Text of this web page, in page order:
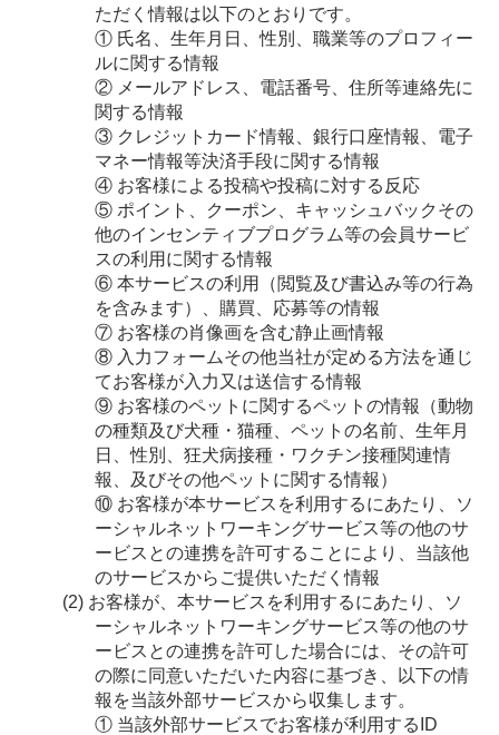
ただく情報は以下のとおりです。
① 氏名、生年月日、性別、職業等のプロフィー
ルに関する情報
② メールアドレス、電話番号、住所等連絡先に
関する情報
③ クレジットカード情報、銀行口座情報、電子
マネー情報等決済手段に関する情報
④ お客様による投稿や投稿に対する反応
⑤ ポイント、クーポン、キャッシュバックその
他のインセンティブプログラム等の会員サービ
スの利用に関する情報
⑥ 本サービスの利用（閲覧及び書込み等の行為
を含みます）、購買、応募等の情報
⑦ お客様の肖像画を含む静止画情報
⑧ 入力フォームその他当社が定める方法を通じ
てお客様が入力又は送信する情報
⑨ お客様のペットに関するペットの情報（動物
の種類及び犬種・猫種、ペットの名前、生年月
日、性別、狂犬病接種・ワクチン接種関連情
報、及びその他ペットに関する情報）
⑩ お客様が本サービスを利用するにあたり、ソ
ーシャルネットワーキングサービス等の他のサ
ービスとの連携を許可することにより、当該他
のサービスからご提供いただく情報
お客様が、本サービスを利用するにあたり、ソ
ーシャルネットワーキングサービス等の他のサ
ービスとの連携を許可した場合には、その許可
の際に同意いただいた内容に基づき、以下の情
報を当該外部サービスから収集します。
① 当該外部サービスでお客様が利用するID